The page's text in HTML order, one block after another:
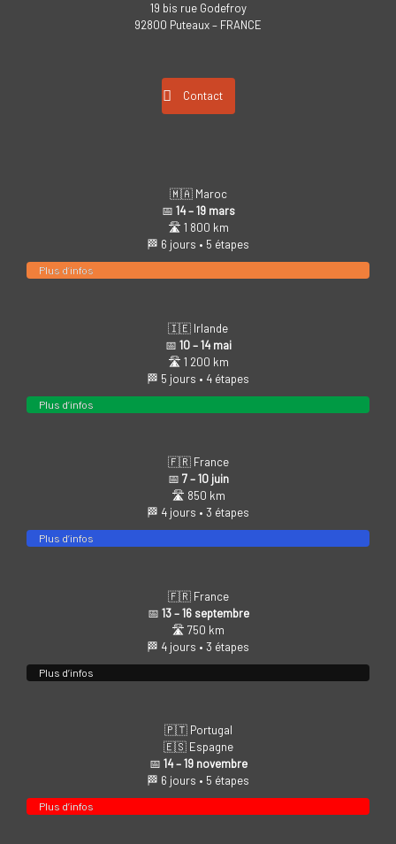
19 bis rue Godefroy
92800 Puteaux – FRANCE
Contact
🇲🇦 Maroc
📅 14 – 19 mars
🛣️ 1 800 km
🏁 6 jours • 5 étapes
Plus d’infos
🇮🇪 Irlande
📅 10 – 14 mai
🛣️ 1 200 km
🏁 5 jours • 4 étapes
Plus d’infos
🇫🇷 France
📅 7 – 10 juin
🛣️ 850 km
🏁 4 jours • 3 étapes
Plus d’infos
🇫🇷 France
📅 13 – 16 septembre
🛣️ 750 km
🏁 4 jours • 3 étapes
Plus d’infos
🇵🇹 Portugal
🇪🇸 Espagne
📅 14 – 19 novembre
🏁 6 jours • 5 étapes
Plus d’infos